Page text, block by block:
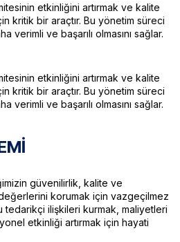
etkinliğini artırmak ve kalite
kritik bir araçtır. Bu yönetim süreci
verimli ve başarılı olmasını sağlar.
etkinliğini artırmak ve kalite
kritik bir araçtır. Bu yönetim süreci
verimli ve başarılı olmasını sağlar.
güvenilirlik, kalite ve
korumak için vazgeçilmez
tedarikçi ilişkileri kurmak, maliyetleri
etkinliği artırmak için hayati